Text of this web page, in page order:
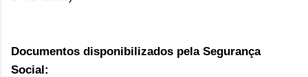
Documentos disponibilizados pela Segurança
Social: